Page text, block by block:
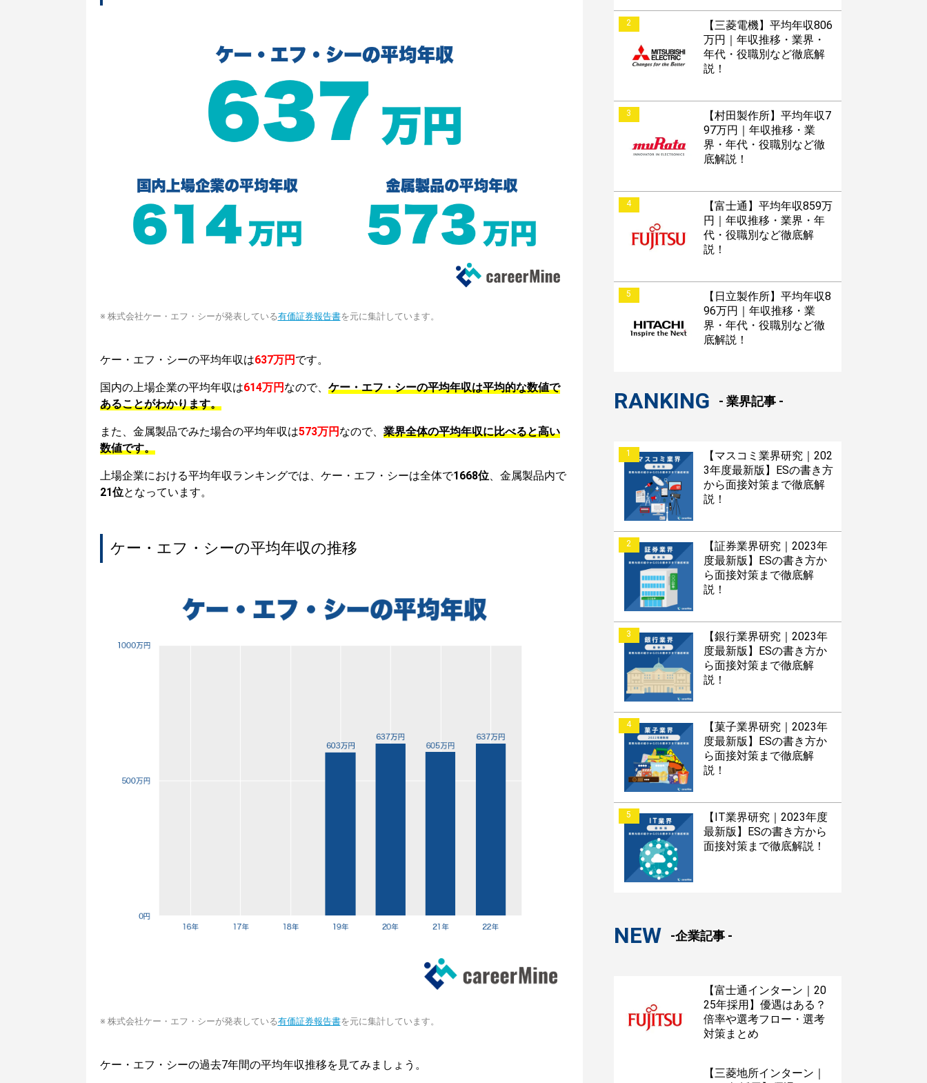
※ 株式会社ケー・エフ・シーが発表している有価証券報告書を元に集計しています。
ケー・エフ・シーの平均年収は637万円 です。
国内の上場企業の平均年収は614万円 なので、 ケー・エフ・シーの平均年収は平均的な数値で
あることがわかります。
また、金属製品でみた場合の平均年収は573万円 なので、 業界全体の平均年収に比べると高い
数値です。
上場企業における平均年収ランキングでは、ケー・エフ・シーは全体で1668位、金属製品内で
21位となっています。
ケー・エフ・シーの平均年収の推移
※ 株式会社ケー・エフ・シーが発表している有価証券報告書を元に集計しています。
ケー・エフ・シーの過去7年間の平均年収推移を見てみましょう。
2
【三菱電機】平均年収806
万円｜年収推移・業界・
年代・役職別など徹底解
説！
3
【村田製作所】平均年収7
97万円｜年収推移・業
界・年代・役職別など徹
底解説！
4
【富士通】平均年収859万
円｜年収推移・業界・年
代・役職別など徹底解
説！
5
【日立製作所】平均年収8
96万円｜年収推移・業
界・年代・役職別など徹
底解説！
RANKING - 業界記事 -
1
【マスコミ業界研究｜202
3年度最新版】ESの書き方
から面接対策まで徹底解
説！
2
【証券業界研究｜2023年
度最新版】ESの書き方か
ら面接対策まで徹底解
説！
3
【銀行業界研究｜2023年
度最新版】ESの書き方か
ら面接対策まで徹底解
説！
4
【菓子業界研究｜2023年
度最新版】ESの書き方か
ら面接対策まで徹底解
説！
5
【IT業界研究｜2023年度
最新版】ESの書き方から
面接対策まで徹底解説！
NEW -企業記事 -
【富士通インターン｜20
25年採用】優遇はある？
倍率や選考フロー・選考
対策まとめ
【三菱地所インターン｜